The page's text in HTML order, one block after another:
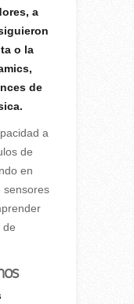
a
o la
de
a
de
en
sensores
de